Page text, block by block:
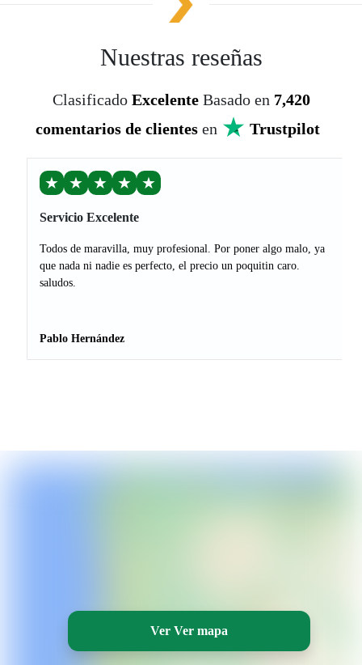
Nuestras reseñas
Clasificado Excelente Basado en 7,420
comentarios de clientes en Trustpilot
★ ★ ★ ★ ★
Servicio Excelente
Todos de maravilla, muy profesional. Por poner algo malo, ya
que nada ni nadie es perfecto, el precio un poquitin caro.
saludos.
Pablo Hernández
Ver Ver mapa